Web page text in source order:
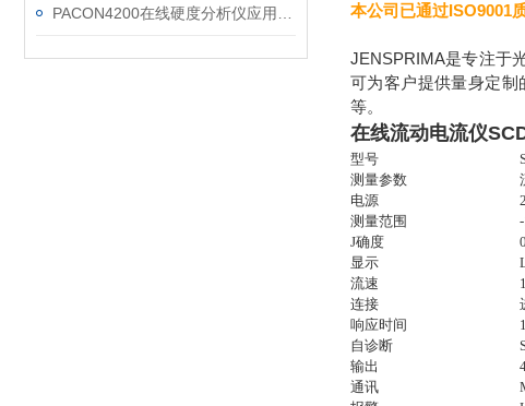
本公司已通过ISO9001
JENSPRIMA是专注于
可为客户提供量身定
等。
在线流动电流仪
型号
测量参数
电源
测量范围
J确度
显示
流速
连接
响应时间
自诊断
输出
通讯